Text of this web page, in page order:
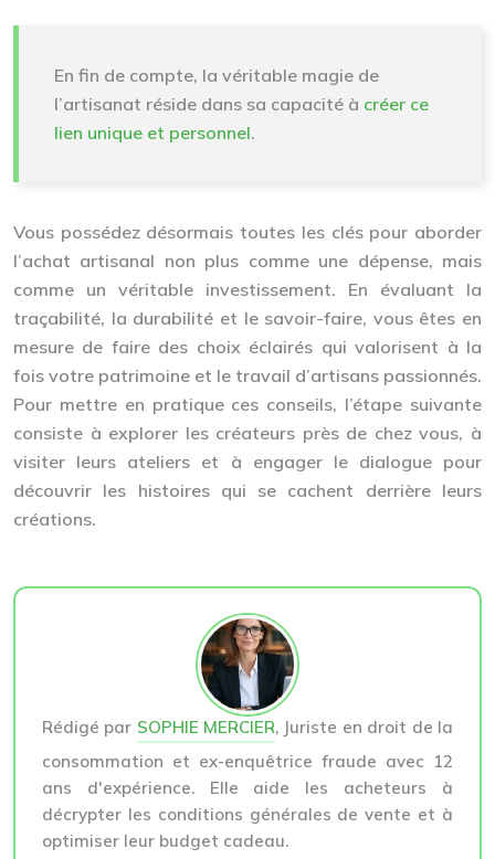
En fin de compte, la véritable magie de
l’artisanat réside dans sa capacité à créer ce
lien unique et personnel.
Vous possédez désormais toutes les clés pour aborder
l’achat artisanal non plus comme une dépense, mais
comme un véritable investissement. En évaluant la
traçabilité, la durabilité et le savoir-faire, vous êtes en
mesure de faire des choix éclairés qui valorisent à la
fois votre patrimoine et le travail d’artisans passionnés.
Pour mettre en pratique ces conseils, l’étape suivante
consiste à explorer les créateurs près de chez vous, à
visiter leurs ateliers et à engager le dialogue pour
découvrir les histoires qui se cachent derrière leurs
créations.
Rédigé par SOPHIE MERCIER, Juriste en droit de la
consommation et ex-enquêtrice fraude avec 12
ans d'expérience. Elle aide les acheteurs à
décrypter les conditions générales de vente et à
optimiser leur budget cadeau.